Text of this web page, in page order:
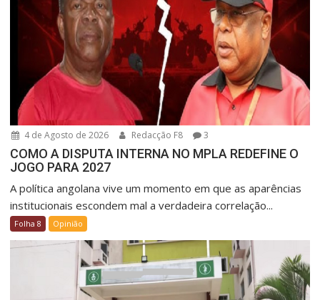
4 de Agosto de 2026 Redacção F8 3
COMO A DISPUTA INTERNA NO MPLA REDEFINE O
JOGO PARA 2027
A política angolana vive um momento em que as aparências
institucionais escondem mal a verdadeira correlação...
Folha 8 Opinião